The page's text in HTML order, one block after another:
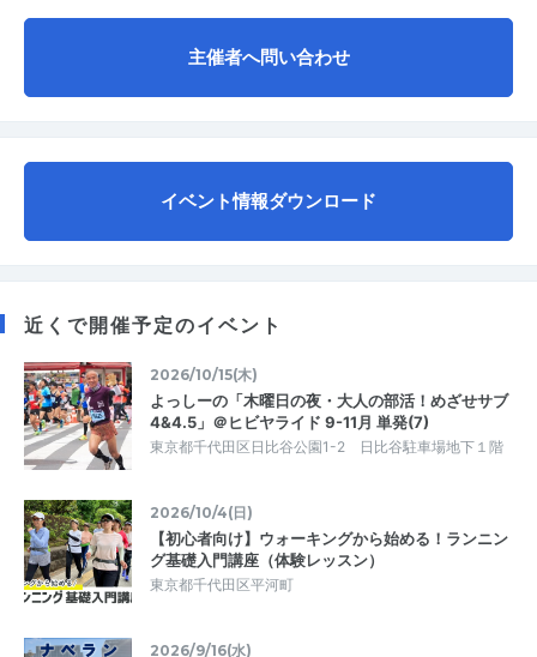
主催者へ問い合わせ
イベント情報ダウンロード
近くで開催予定のイベント
2026/10/15(木)
よっしーの「木曜日の夜・大人の部活！めざせサブ
4&4.5」＠ヒビヤライド 9-11月 単発(7)
東京都千代田区日比谷公園1-2 日比谷駐車場地下１階
2026/10/4(日)
【初心者向け】ウォーキングから始める！ランニン
グ基礎入門講座（体験レッスン）
東京都千代田区平河町
2026/9/16(水)